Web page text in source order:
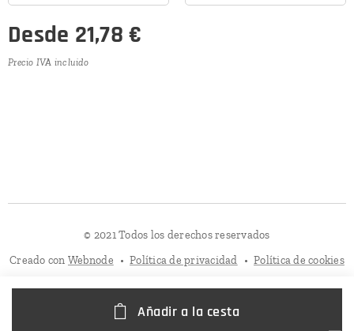
Desde 21,78 €
Precio IVA incluido
Añadir a la cesta
© 2021 Todos los derechos reservados
Creado con Webnode Política de privacidad Política de cookies